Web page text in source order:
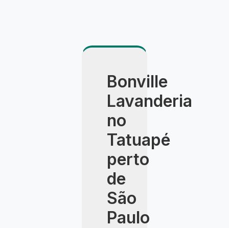
Bonville
Lavanderia
no
Tatuapé
perto
de
São
Paulo